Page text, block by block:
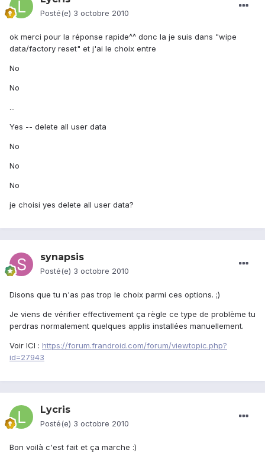
Posté(e) 3 octobre 2010
ok merci pour la réponse rapide^^ donc la je suis dans "wipe
data/factory reset" et j'ai le choix entre
No
No
...
Yes -- delete all user data
No
No
No
je choisi yes delete all user data?
synapsis
Posté(e) 3 octobre 2010
Disons que tu n'as pas trop le choix parmi ces options. ;)
Je viens de vérifier effectivement ça règle ce type de problème tu
perdras normalement quelques applis installées manuellement.
Voir ICI : https://forum.frandroid.com/forum/viewtopic.php?
id=27943
Lycris
Posté(e) 3 octobre 2010
Bon voilà c'est fait et ça marche :)